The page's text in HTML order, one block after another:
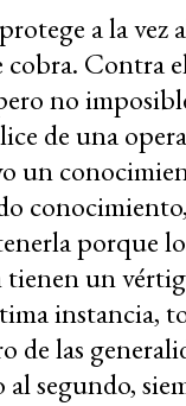
a la vez
cobra. Contra
no
de una
un
porque
tienen un
instancia,
de las
segundo,